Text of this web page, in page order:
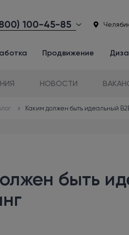
100-45-85
Продвижение
НОВОСТИ
Каким должен быть идеальный
быть